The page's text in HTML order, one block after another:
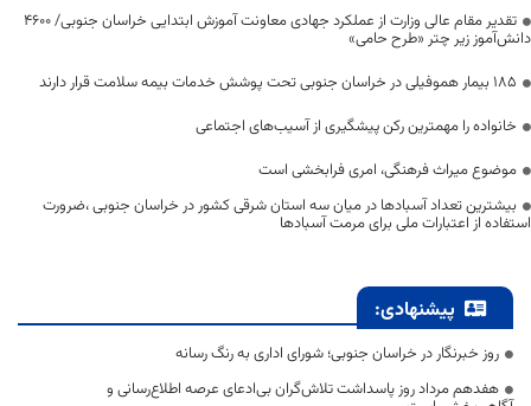
تقدیر مقام عالی وزارت از عملکرد جهادی معاونت آموزش ابتدایی خراسان جنوبی/ ۴۶۰۰
دانش‌آموز زیر چتر «طرح حامی»
۱۸۵ بیمار هموفیلی در خراسان جنوبی تحت پوشش خدمات بیمه سلامت قرار دارند
خانواده را مهمترین رکن پیشگیری از آسیب‌های اجتماعی
موضوع میراث فرهنگی، امری فرابخشی است
بیشترین تعداد آسبادها در میان سه استان شرقی کشور در خراسان جنوبی ،ضرورت
استفاده از اعتبارات ملی برای مرمت آسبادها
پیشنهادی:
روز خبرنگار در خراسان جنوبی؛ شورای اداری به رنگ رسانه
هفدهم مرداد روز پاسداشت تلاش‌گران بی‌ادعای عرصه اطلاع‌رسانی و